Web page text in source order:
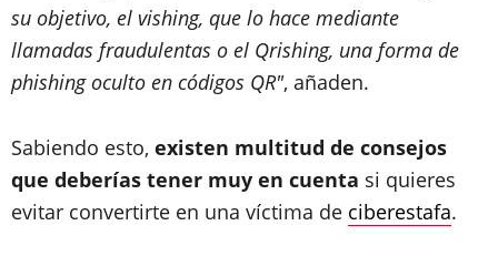
su objetivo, el vishing, que lo hace mediante
llamadas fraudulentas o el Qrishing, una forma de
phishing oculto en códigos QR", añaden.
Sabiendo esto, existen multitud de consejos
que deberías tener muy en cuenta si quieres
evitar convertirte en una víctima de ciberestafa.